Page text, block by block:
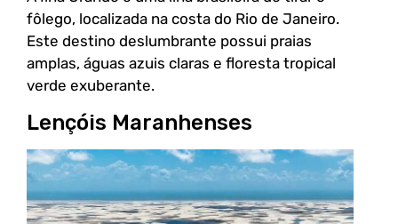
fôlego, localizada na costa do Rio de Janeiro.
Este destino deslumbrante possui praias
amplas, águas azuis claras e floresta tropical
verde exuberante.
Lençóis Maranhenses